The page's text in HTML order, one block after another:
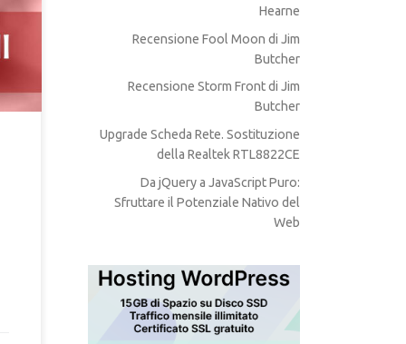
Hearne
Recensione Fool Moon di Jim
Butcher
Recensione Storm Front di Jim
Butcher
Upgrade Scheda Rete. Sostituzione
della Realtek RTL8822CE
Da jQuery a JavaScript Puro:
Sfruttare il Potenziale Nativo del
Web